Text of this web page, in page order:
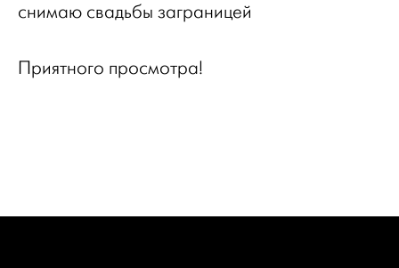
снимаю свадьбы заграницей
Приятного просмотра!